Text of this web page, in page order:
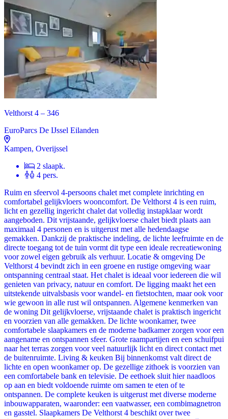
Velthorst 4 – 346
EuroParcs De IJssel Eilanden
Kampen, Overijssel
2 slaapk.
4 pers.
Ruim en sfeervol 4-persoons chalet met complete inrichting en
comfortabel gelijkvloers wooncomfort. De Velthorst 4 is een ruim,
licht en gezellig ingericht chalet dat volledig instapklaar wordt
aangeboden. Dit vrijstaande, gelijkvloerse chalet biedt plaats aan
maximaal 4 personen en is uitgerust met alle hedendaagse
gemakken. Dankzij de praktische indeling, de lichte leefruimte en de
directe toegang tot de tuin vormt dit type een ideale recreatiewoning
voor zowel eigen gebruik als verhuur. Locatie & omgeving De
Velthorst 4 bevindt zich in een groene en rustige omgeving waar
ontspanning centraal staat. Het chalet is ideaal voor iedereen die wil
genieten van privacy, natuur en comfort. De ligging maakt het een
uitstekende uitvalsbasis voor wandel- en fietstochten, maar ook voor
wie gewoon in alle rust wil ontspannen. Algemene kenmerken van
de woning Dit gelijkvloerse, vrijstaande chalet is praktisch ingericht
en voorzien van alle gemakken. De lichte woonkamer, twee
comfortabele slaapkamers en de moderne badkamer zorgen voor een
aangename en ontspannen sfeer. Grote raampartijen en een schuifpui
naar het terras zorgen voor veel natuurlijk licht en direct contact met
de buitenruimte. Living & keuken Bij binnenkomst valt direct de
lichte en open woonkamer op. De gezellige zithoek is voorzien van
een comfortabele bank en televisie. De eethoek sluit hier naadloos
op aan en biedt voldoende ruimte om samen te eten of te
ontspannen. De complete keuken is uitgerust met diverse moderne
inbouwapparaten, waaronder: een vaatwasser, een combimagnetron
en gasstel. Slaapkamers De Velthorst 4 beschikt over twee